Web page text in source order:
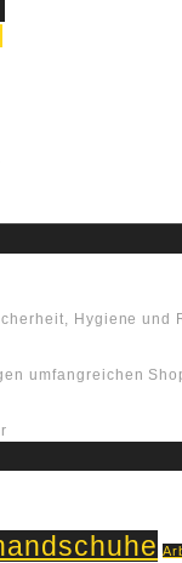
Hygiene und
umfangreichen